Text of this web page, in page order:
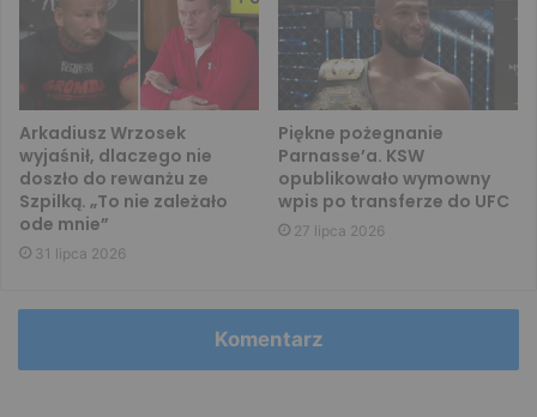
Arkadiusz Wrzosek
wyjaśnił, dlaczego nie
doszło do rewanżu ze
Szpilką. „To nie zależało
ode mnie”
31 lipca 2026
Piękne pożegnanie
Parnasse’a. KSW
opublikowało wymowny
wpis po transferze do UFC
27 lipca 2026
Komentarz